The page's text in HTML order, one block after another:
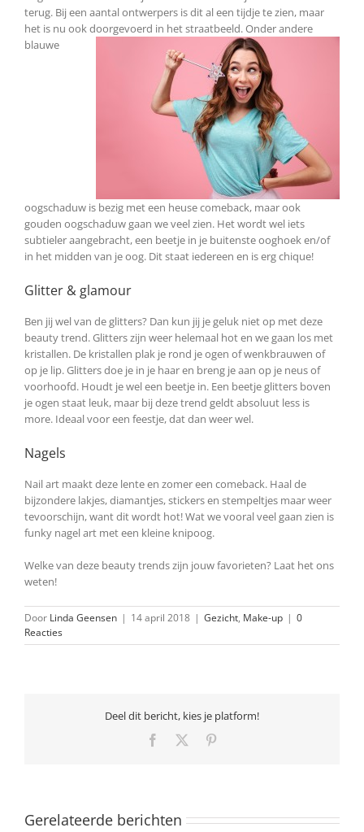
terug. Bij een aantal ontwerpers is dit al een tijdje te zien, maar
het is nu ook doorgevoerd in hetstraatbeeld. Onder andere
blauwe
oogschaduw is bezig met een heuse comeback, maar ook
gouden oogschaduw gaan we veel zien. Het wordt wel iets
subtieler aangebracht, een beetje in je buitenste ooghoek en/of
in het midden van je oog. Dit staat iedereen en is erg chique!
Glitter & glamour
Ben jij wel van de glitters? Dan kun jij je geluk niet op met deze
beauty trend. Glitters zijn weer helemaal hot en we gaan los met
kristallen. De kristallen plak je rond je ogen of wenkbrauwen of
op je lip. Glitters doe je in je haar en breng je aan op je neus of
voorhoofd. Houdt je wel een beetje in. Een beetje glitters boven
je ogen staat leuk, maar bij deze trend geldt absoluut less is
more. Ideaal voor een feestje, dat dan weer wel.
Nagels
Nail art maakt deze lente en zomer een comeback. Haal de
bijzondere lakjes, diamantjes, stickers en stempeltjes maar weer
tevoorschijn, want dit wordt hot! Wat we vooral veel gaan zien is
funky nagel art met een kleine knipoog.
Welke van deze beauty trends zijn jouw favorieten? Laat het ons
weten!
Door Linda Geensen | 14 april 2018 | Gezicht, Make-up | 0
Reacties
Deel dit bericht, kies je platform!
Facebook
Gerelateerde berichten